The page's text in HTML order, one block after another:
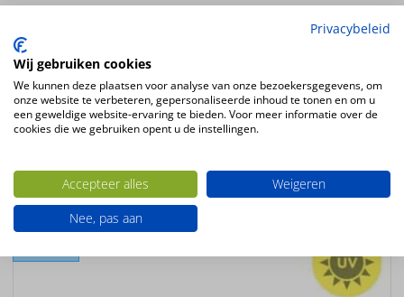
38cm
Plantsoort
Varen
Productconfiguratie
Staande kunstplant
Ook interessant
Privacybeleid
Wij gebruiken cookies
We kunnen deze plaatsen voor analyse van onze bezoekersgegevens, om
onze website te verbeteren, gepersonaliseerde inhoud te tonen en om u
een geweldige website-ervaring te bieden. Voor meer informatie over de
cookies die we gebruiken opent u de instellingen.
Accepteer alles
Weigeren
Nee, pas aan